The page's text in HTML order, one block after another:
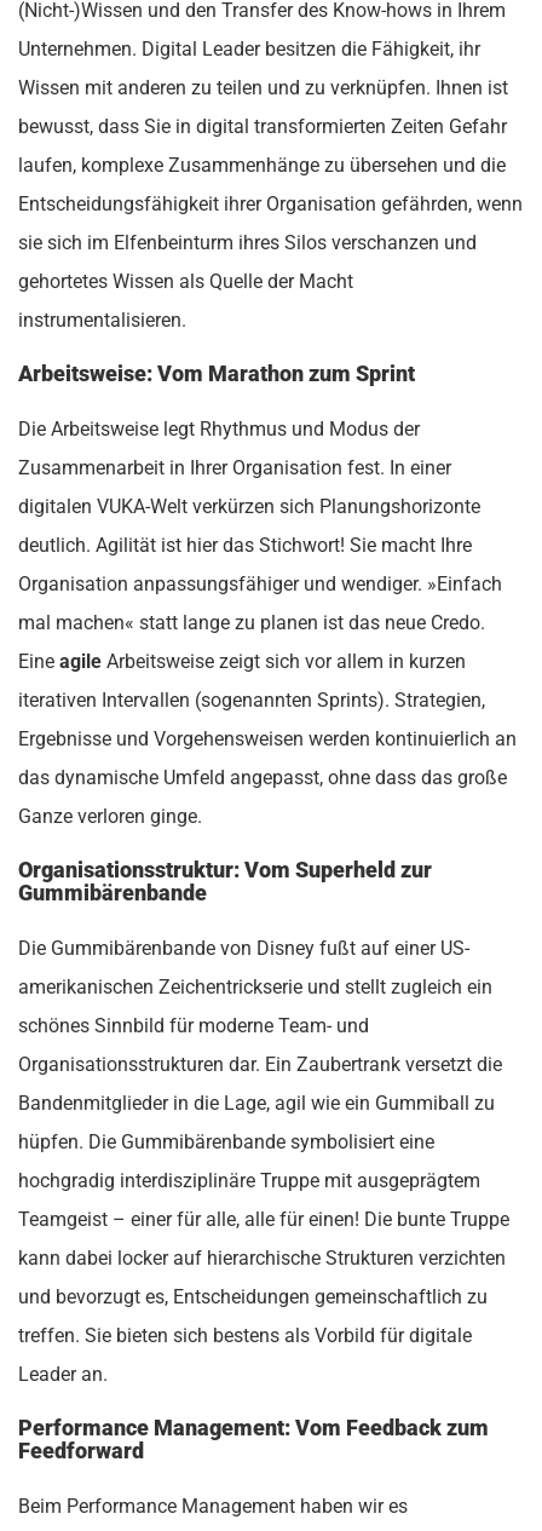
(Nicht-)Wissen und den Transfer des Know-hows in Ihrem
Unternehmen. Digital Leader besitzen die Fähigkeit, ihr
Wissen mit anderen zu teilen und zu verknüpfen. Ihnen ist
bewusst, dass Sie in digital transformierten Zeiten Gefahr
laufen, komplexe Zusammenhänge zu übersehen und die
Entscheidungsfähigkeit ihrer Organisation gefährden, wenn
sie sich im Elfenbeinturm ihres Silos verschanzen und
gehortetes Wissen als Quelle der Macht
instrumentalisieren.
Arbeitsweise: Vom Marathon zum Sprint
Die Arbeitsweise legt Rhythmus und Modus der
Zusammenarbeit in Ihrer Organisation fest. In einer
digitalen VUKA-Welt verkürzen sich Planungshorizonte
deutlich. Agilität ist hier das Stichwort! Sie macht Ihre
Organisation anpassungsfähiger und wendiger. »Einfach
mal machen« statt lange zu planen ist das neue Credo.
Eine agile Arbeitsweise zeigt sich vor allem in kurzen
iterativen Intervallen (sogenannten Sprints). Strategien,
Ergebnisse und Vorgehensweisen werden kontinuierlich an
das dynamische Umfeld angepasst, ohne dass das große
Ganze verloren ginge.
Organisationsstruktur: Vom Superheld zur
Gummibärenbande
Die Gummibärenbande von Disney fußt auf einer US-
amerikanischen Zeichentrickserie und stellt zugleich ein
schönes Sinnbild für moderne Team- und
Organisationsstrukturen dar. Ein Zaubertrank versetzt die
Bandenmitglieder in die Lage, agil wie ein Gummiball zu
hüpfen. Die Gummibärenbande symbolisiert eine
hochgradig interdisziplinäre Truppe mit ausgeprägtem
Teamgeist – einer für alle, alle für einen! Die bunte Truppe
kann dabei locker auf hierarchische Strukturen verzichten
und bevorzugt es, Entscheidungen gemeinschaftlich zu
treffen. Sie bieten sich bestens als Vorbild für digitale
Leader an.
Performance Management: Vom Feedback zum
Feedforward
Beim Performance Management haben wir es